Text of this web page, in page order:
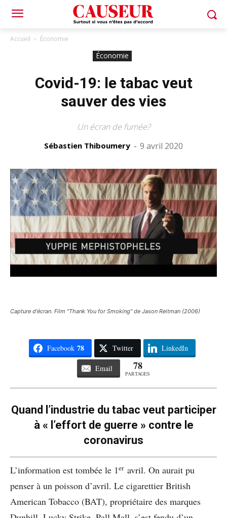
Accueil Économie
Économie
Covid-19: le tabac veut
sauver des vies
Un écran de fumée?
Sébastien Thiboumery - 9 avril 2020
Capture d'écran. Film "Thank You for Smoking" de Jason Reitman (2006)
Facebook 78 Twitter LinkedIn
Email 78
PARTAGES
Quand l’industrie du tabac veut participer
à « l’effort de guerre » contre le
coronavirus
L’information est tombée le 1er avril. On aurait pu
penser à un poisson d’avril. Le cigarettier British
American Tobacco (BAT), propriétaire des marques